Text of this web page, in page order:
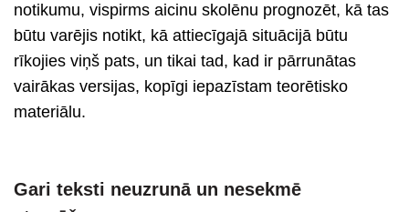
notikumu, vispirms aicinu skolēnu prognozēt, kā tas
būtu varējis notikt, kā attiecīgajā situācijā būtu
rīkojies viņš pats, un tikai tad, kad ir pārrunātas
vairākas versijas, kopīgi iepazīstam teorētisko
materiālu.
Gari teksti neuzrunā un nesekmē